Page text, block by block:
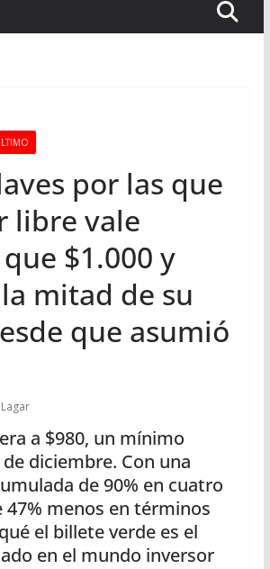
por las que
libre vale
$1.000 y
mitad de su
que asumió
Lagar
a $980, un mínimo
diciembre. Con una
de 90% en cuatro
47% menos en términos
el billete verde es el
en el mundo inversor